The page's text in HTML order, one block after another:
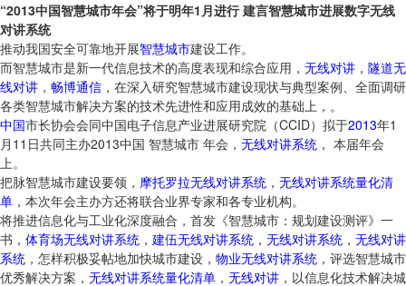
“2013中国智慧城市年会”将于明年1月进行 建言智慧城市进展数字无线
对讲系统
推动我国安全可靠地开展智慧城市建设工作。
而智慧城市是新一代信息技术的高度表现和综合应用， 无线对讲 ， 隧道无
线对讲 ， 畅博通信 ，在深入研究智慧城市建设现状与典型案例、全面调研
各类智慧城市解决方案的技术先进性和应用成效的基础上，。
中国市长协会会同中国电子信息产业进展研究院（CCID）拟于2013年1
月11日共同主办2013中国 智慧城市 年会， 无线对讲系统 ， 本届年会
上。
把脉智慧城市建设要领， 摩托罗拉无线对讲系统 ， 无线对讲系统量化清
单 ，本次年会主办方还将联合业界专家和各专业机构。
将推进信息化与工业化深度融合，首发《智慧城市：规划建设测评》一
书， 体育场无线对讲系统 ， 建伍无线对讲系统 ， 无线对讲系统 ， 无线对讲
系统 ，怎样积极妥帖地加快城市建设， 物业无线对讲系统 ，评选智慧城市
优秀解决方案， 无线对讲系统量化清单 ， 无线对讲 ，以信息化技术解决城